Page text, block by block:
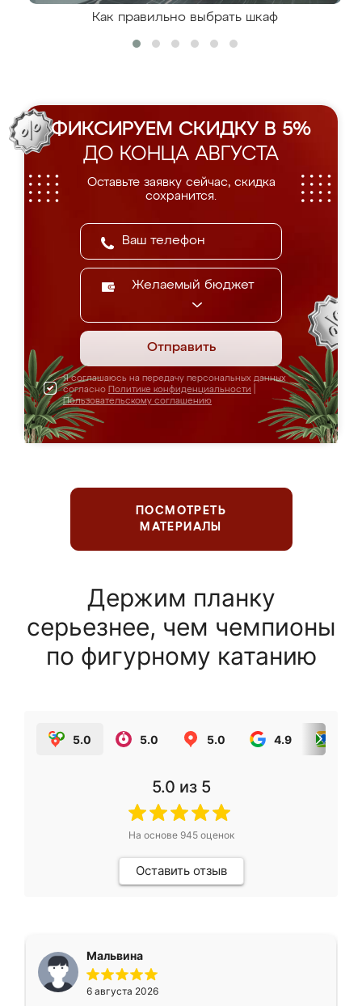
Как правильно выбрать шкаф
ФИКСИРУЕМ СКИДКУ В 5%
ДО КОНЦА АВГУСТА
Оставьте заявку сейчас, скидка
сохранится.
Желаемый бюджет
Отправить
Я соглашаюсь на передачу персональных данных
согласно Политике конфиденциальности
Пользовательскому соглашению
ПОСМОТРЕТЬ
МАТЕРИАЛЫ
Держим планку
серьезнее, чем чемпионы
по фигурному катанию
5.0 5.0 5.0 4.9
5.0 из 5
На основе 945оценок
Оставить отзыв
Мальвина
6 августа 2026